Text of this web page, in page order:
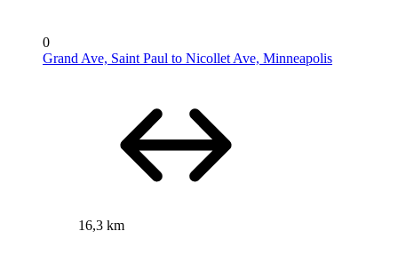
0
Grand Ave, Saint Paul to Nicollet Ave, Minneapolis
16,3 km